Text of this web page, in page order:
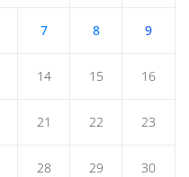
7 8 9
14 15 16
21 22 23
28 29 30